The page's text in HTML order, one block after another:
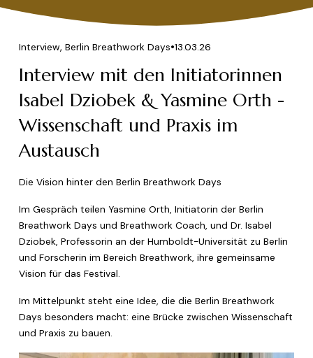
Interview, Berlin Breathwork Days 13.03.26
Interview mit den Initiatorinnen
Isabel Dziobek & Yasmine Orth -
Wissenschaft und Praxis im
Austausch
Die Vision hinter den Berlin Breathwork Days
Im Gespräch teilen Yasmine Orth, Initiatorin der Berlin
Breathwork Days und Breathwork Coach, und Dr. Isabel
Dziobek, Professorin an der Humboldt-Universität zu Berlin
und Forscherin im Bereich Breathwork, ihre gemeinsame
Vision für das Festival.
Im Mittelpunkt steht eine Idee, die die Berlin Breathwork
Days besonders macht: eine Brücke zwischen Wissenschaft
und Praxis zu bauen.